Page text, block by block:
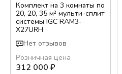
Комплект на 3 комнаты по
20, 20, 35 м² мульти-сплит
системы IGC RAM3-
X27URH
Нет отзывов
Розничная цена
312 000 ₽